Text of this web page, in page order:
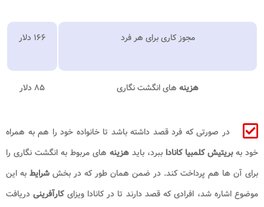
مجوز کاری برای هر فرد ۱۶۶ دلار
هزینه های انگشت نگاری ۸۵ دلار
در صورتی که فرد قصد داشته باشد تا خانواده خود را هم به همراه
خود بهبریتیش کلمبیا کانادا ببرد، باید هزینه های مربوط به انگشت نگاری را
برای آن ها هم پرداخت کند. در ضمن همان طور که در بخش شرایط به این
موضوع اشاره شد، افرادی که قصد دارند تا در کانادا ویزایکارآفرینی دریافت